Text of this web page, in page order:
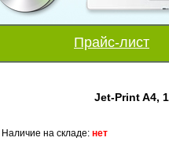
Прайс-лист
Jet-Print A4,
Наличие на складе: нет